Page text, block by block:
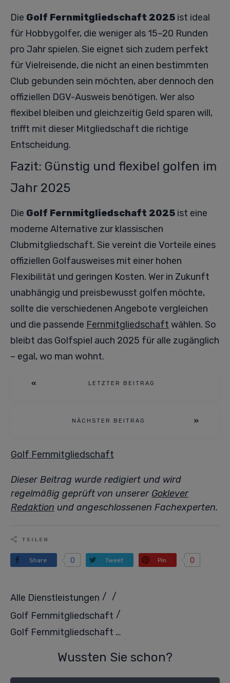
Die Golf Fernmitgliedschaft 2025 ist ideal
für Hobbygolfer, die weniger als 15–20 Runden
pro Jahr spielen. Sie eignet sich zudem perfekt
für Vielreisende, die nicht an einen bestimmten
Club gebunden sein möchten, aber dennoch den
offiziellen DGV-Ausweis benötigen. Wer also
flexibel bleiben und gleichzeitig Geld sparen will,
trifft mit dieser Mitgliedschaft die richtige
Entscheidung.
Fazit: Günstig und flexibel golfen im
Jahr 2025
Die Golf Fernmitgliedschaft 2025 ist eine
moderne Alternative zur klassischen
Clubmitgliedschaft. Sie vereint die Vorteile eines
offiziellen Golfausweises mit einer hohen
Flexibilität und geringen Kosten. Wer in Zukunft
unabhängig und preisbewusst golfen möchte,
sollte die verschiedenen Angebote vergleichen
und die passende Fernmitgliedschaft wählen. So
bleibt das Golfspiel auch 2025 für alle zugänglich
– egal, wo man wohnt.
LETZTER BEITRAG
NÄCHSTER BEITRAG
Golf Fernmitgliedschaft
Dieser Beitrag wurde redigiert und wird
regelmäßig geprüft von unserer Goklever
Redaktion und angeschlossenen Fachexperten.
TEILEN
Share 0 Tweet Pin 0
Alle Dienstleistungen / /
Golf Fernmitgliedschaft /
Golf Fernmitgliedschaft 2025 – Flexibel Golfen ohne hohe Kosten
Wussten Sie schon?